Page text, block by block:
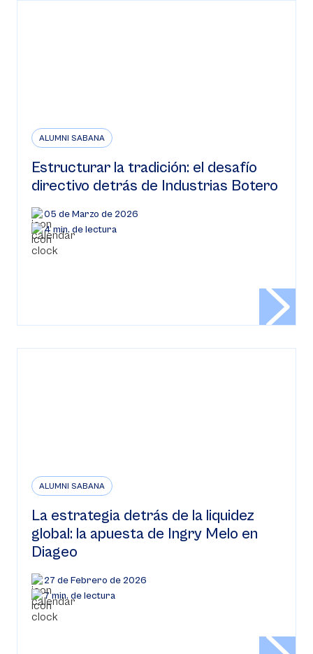
ALUMNI SABANA
Estructurar la tradición: el desafío
directivo detrás de Industrias Botero
05 de Marzo de 2026
4 min. de lectura
ALUMNI SABANA
La estrategia detrás de la liquidez
global: la apuesta de Ingry Melo en
Diageo
27 de Febrero de 2026
7 min. de lectura